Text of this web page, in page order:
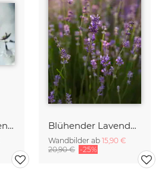
weiße Kirschblüten am Zweig Blühender Lavendel in der Sommersonne
Wandbilder ab 15,90 €
20,90 € -25%